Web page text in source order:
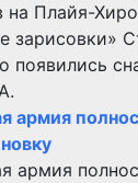
на Плайя-
зарисовки»
появились
армия
армия